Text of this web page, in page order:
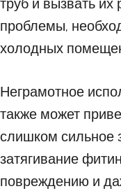
труб и вызвать их
проблемы,
холодных
Неграмотное
также может
слишком сильное
затягивание
повреждению и